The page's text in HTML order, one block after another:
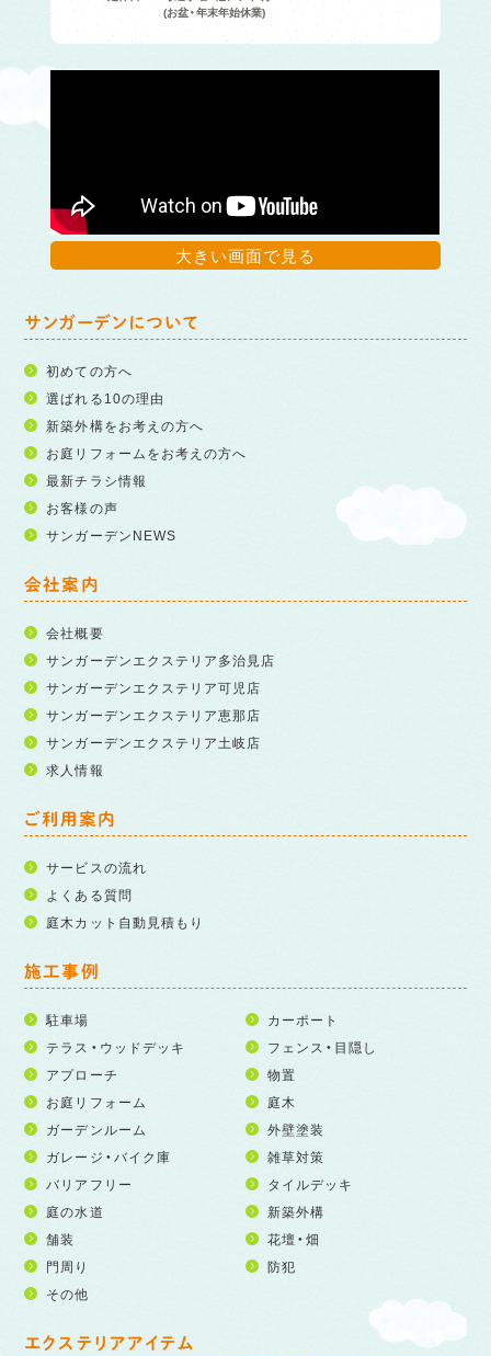
(お盆・年末年始休業)
大きい画面で見る
サンガーデンについて
初めての方へ
選ばれる10の理由
新築外構をお考えの方へ
お庭リフォームをお考えの方へ
最新チラシ情報
お客様の声
サンガーデンNEWS
会社案内
会社概要
サンガーデンエクステリア多治見店
サンガーデンエクステリア可児店
サンガーデンエクステリア恵那店
サンガーデンエクステリア土岐店
求人情報
ご利用案内
サービスの流れ
よくある質問
庭木カット自動見積もり
施工事例
駐車場
カーポート
テラス・ウッドデッキ
フェンス・目隠し
アプローチ
物置
お庭リフォーム
庭木
ガーデンルーム
外壁塗装
ガレージ・バイク庫
雑草対策
バリアフリー
タイルデッキ
庭の水道
新築外構
舗装
花壇・畑
門周り
防犯
その他
エクステリアアイテム